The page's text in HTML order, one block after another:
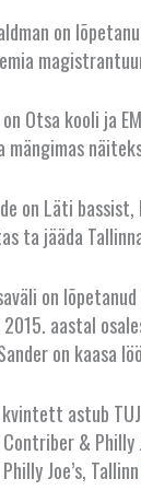
on
on Otsa kooli ja
mängimas
on Läti
ta jääda
on
aastal
on kaasa
astub
& Philly
Joe’s, Tallinn